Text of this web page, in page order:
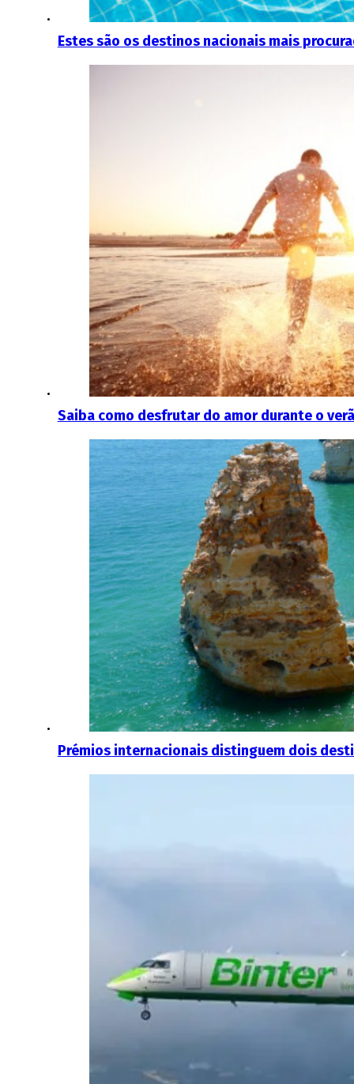
Estes são os destinos nacionais mais
Saiba como desfrutar do amor durante o
Prémios internacionais distinguem dois